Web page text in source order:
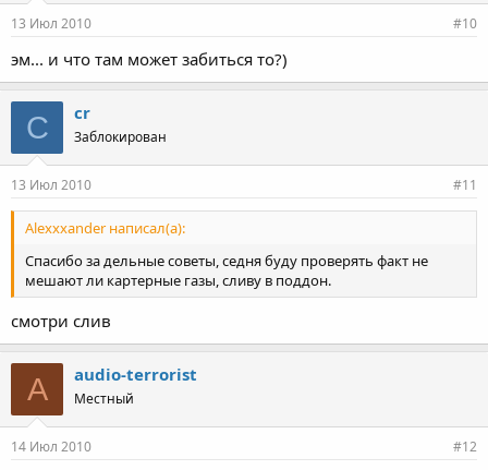
13 Июл 2010 #10
эм... и что там может забиться то?)
C cr
Заблокирован
13 Июл 2010 #11
Alexxxander написал(а):
Спасибо за дельные советы, седня буду проверять факт не
мешают ли картерные газы, сливу в поддон.
смотри слив
A audio-terrorist
Местный
14 Июл 2010 #12